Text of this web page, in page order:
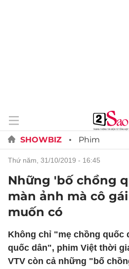
SHOWBIZ Phim
thứ năm, 31/10/2019 - 16:45
Những 'bố chồng
màn ảnh mà cô
muốn có
Không chỉ "mẹ chồng quốc
quốc dân", phim Việt thời
VTV còn cả những "bố